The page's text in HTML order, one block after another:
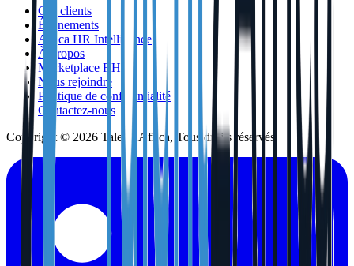
Cas clients
Événements
Africa HR Intelligence
À propos
Marketplace RH
Nous rejoindre
Politique de confidentialité
Contactez-nous
Copyright © 2026 Talent2Africa, Tous droits réservés.